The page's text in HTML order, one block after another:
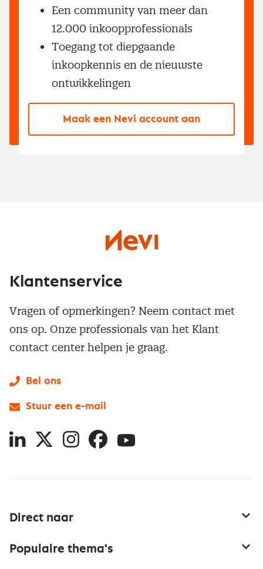
Een community van meer dan
12.000 inkoopprofessionals
Toegang tot diepgaande
inkoopkennis en de nieuwste
ontwikkelingen
Maak een Nevi account aan
Direct naar
Populaire thema's
Klantenservice
Vragen of opmerkingen? Neem contact met
ons op. Onze professionals van het Klant
contact center helpen je graag.
Bel ons
Stuur een e-mail
LinkedIn
X InstagramFacebookYouTube